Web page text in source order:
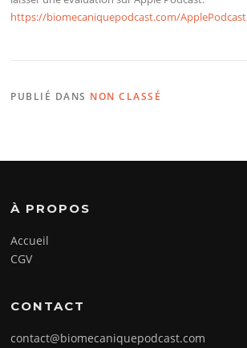
https://biomecaniquepodcast.com/ApplePodcast
PUBLIÉ DANS NON CLASSÉ
À PROPOS
Accueil
CGV
CONTACT
contact@biomecaniquepodcast.com